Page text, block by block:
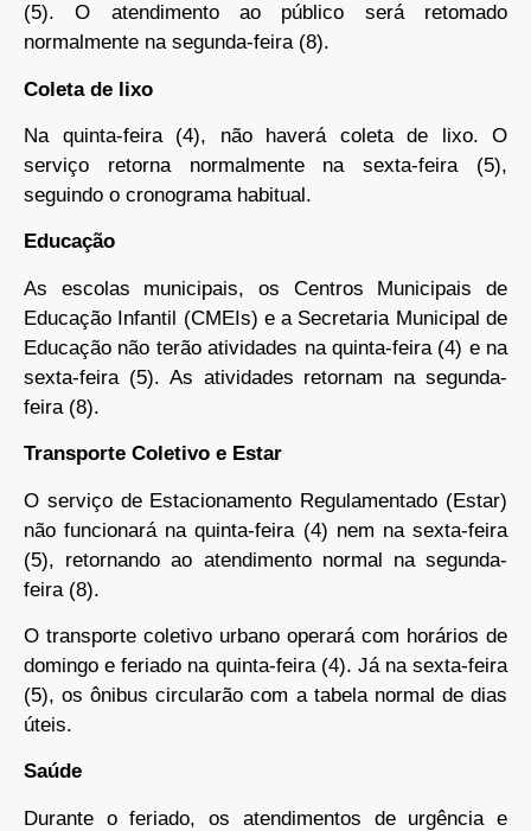
(5). O atendimento ao público será retomado
normalmente na segunda-feira (8).
Coleta de lixo
Na quinta-feira (4), não haverá coleta de lixo. O
serviço retorna normalmente na sexta-feira (5),
seguindo o cronograma habitual.
Educação
As escolas municipais, os Centros Municipais de
Educação Infantil (CMEIs) e a Secretaria Municipal de
Educação não terão atividades na quinta-feira (4) e na
sexta-feira (5). As atividades retornam na segunda-
feira (8).
Transporte Coletivo e Estar
O serviço de Estacionamento Regulamentado (Estar)
não funcionará na quinta-feira (4) nem na sexta-feira
(5), retornando ao atendimento normal na segunda-
feira (8).
O transporte coletivo urbano operará com horários de
domingo e feriado na quinta-feira (4). Já na sexta-feira
(5), os ônibus circularão com a tabela normal de dias
úteis.
Saúde
Durante o feriado, os atendimentos de urgência e